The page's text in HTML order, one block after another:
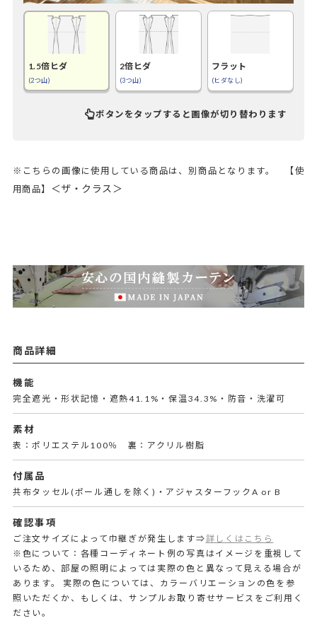
1.5倍ヒダ
(2つ山)
2倍ヒダ
(3つ山)
フラット
(ヒダなし)
ボタンをタップすると画像が切り替わります
※こちらの画像に使用している商品は、別商品となります。 【使
用商品】 ＜ザ・クラス＞
商品詳細
機能
完全遮光・形状記憶・遮熱41.1%・保温34.3%・防音・洗濯可
素材
表：ポリエステル100％ 裏：アクリル樹脂
付属品
共布タッセル(ポール通しを除く)・アジャスターフックA or B
確認事項
ご注文サイズによって巾継ぎが発生します⇒詳しくはこちら
※色について：各種コーディネート例の写真はイメージを重視して
いるため、部屋の照明によっては実際の色と異なって見える場合が
あります。 実際の色については、カラーバリエーションの色を参
照いただくか、もしくは、サンプルお取り寄せサービスをご利用く
ださい。